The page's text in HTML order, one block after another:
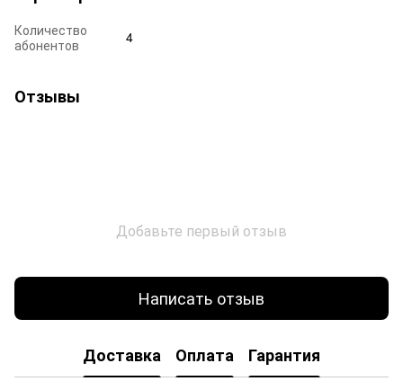
Количество
абонентов
4
Отзывы
Добавьте первый отзыв
Написать отзыв
Доставка Оплата Гарантия